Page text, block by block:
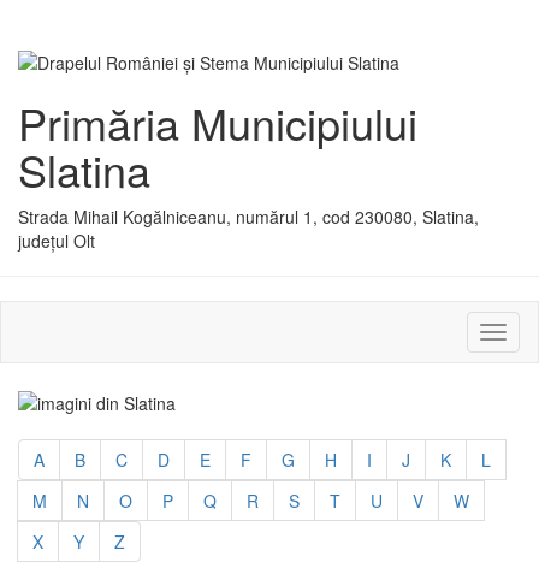
Primăria Municipiului
Slatina
Strada Mihail Kogălniceanu, numărul 1, cod 230080, Slatina,
județul Olt
sau
A B C D E F G H I J K
L
M
N O P Q R S T U V
W
X
Y Z